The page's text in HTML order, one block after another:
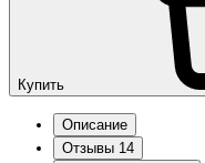
Купить
Описание
Отзывы 14